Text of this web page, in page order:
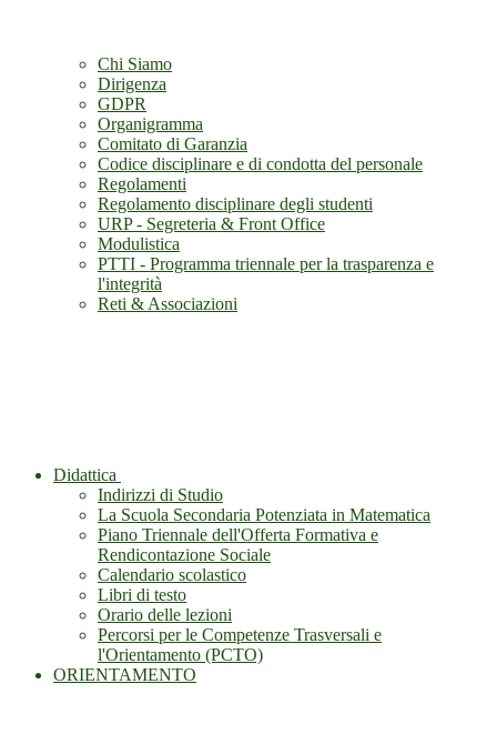
Chi Siamo
Dirigenza
GDPR
Organigramma
Comitato di Garanzia
Codice disciplinare e di condotta del personale
Regolamenti
Regolamento disciplinare degli studenti
URP - Segreteria & Front Office
Modulistica
PTTI - Programma triennale per la trasparenza e
l'integrità
Reti & Associazioni
Didattica
Indirizzi di Studio
La Scuola Secondaria Potenziata in Matematica
Piano Triennale dell'Offerta Formativa e
Rendicontazione Sociale
Calendario scolastico
Libri di testo
Orario delle lezioni
Percorsi per le Competenze Trasversali e
l'Orientamento (PCTO)
ORIENTAMENTO